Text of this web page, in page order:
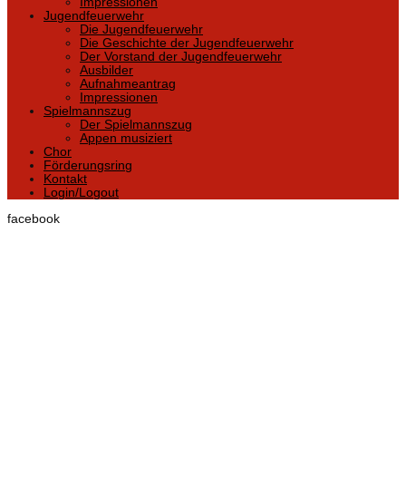
Jugendfeuerwehr
Die Jugendfeuerwehr
Die Geschichte der Jugendfeuerwehr
Der Vorstand der Jugendfeuerwehr
Ausbilder
Aufnahmeantrag
Impressionen
Spielmannszug
Der Spielmannszug
Appen musiziert
Chor
Förderungsring
Kontakt
Login/Logout
facebook